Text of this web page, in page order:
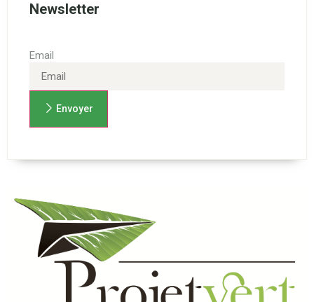
Newsletter
Email
Envoyer